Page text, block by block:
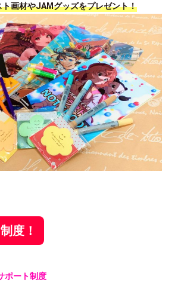
ト画材やJAMグッズをプレゼント！
度！
ポート制度